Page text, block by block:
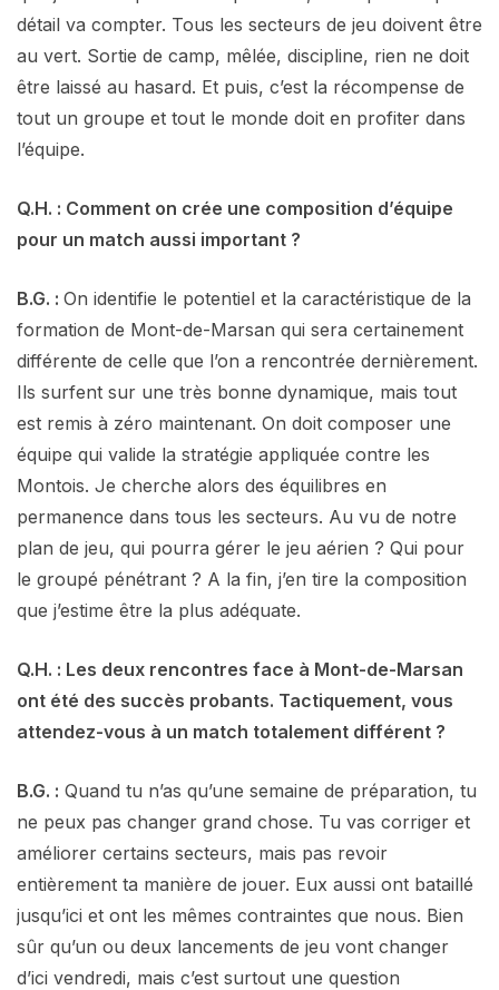
détail va compter. Tous les secteurs de jeu doivent être
au vert. Sortie de camp, mêlée, discipline, rien ne doit
être laissé au hasard. Et puis, c’est la récompense de
tout un groupe et tout le monde doit en profiter dans
l’équipe.
Q.H. : Comment on crée une composition d’équipe
pour un match aussi important ?
B.G. : On identifie le potentiel et la caractéristique de la
formation de Mont-de-Marsan qui sera certainement
différente de celle que l’on a rencontrée dernièrement.
Ils surfent sur une très bonne dynamique, mais tout
est remis à zéro maintenant. On doit composer une
équipe qui valide la stratégie appliquée contre les
Montois. Je cherche alors des équilibres en
permanence dans tous les secteurs. Au vu de notre
plan de jeu, qui pourra gérer le jeu aérien ? Qui pour
le groupé pénétrant ? A la fin, j’en tire la composition
que j’estime être la plus adéquate.
Q.H. : Les deux rencontres face à Mont-de-Marsan
ont été des succès probants. Tactiquement, vous
attendez-vous à un match totalement différent ?
B.G. : Quand tu n’as qu’une semaine de préparation, tu
ne peux pas changer grand chose. Tu vas corriger et
améliorer certains secteurs, mais pas revoir
entièrement ta manière de jouer. Eux aussi ont bataillé
jusqu’ici et ont les mêmes contraintes que nous. Bien
sûr qu’un ou deux lancements de jeu vont changer
d’ici vendredi, mais c’est surtout une question